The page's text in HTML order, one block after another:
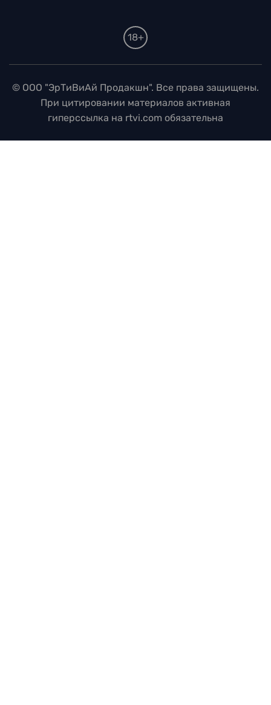
18+
© ООО "ЭрТиВиАй Продакшн". Все права защищены.
При цитировании материалов активная
гиперссылка на rtvi.com обязательна